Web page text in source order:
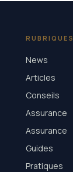
RUBRIQUES
News
Articles
Conseils
Assurance
Assurance
Guides
Pratiques